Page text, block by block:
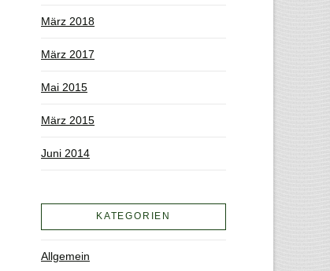
März 2018
März 2017
Mai 2015
März 2015
Juni 2014
KATEGORIEN
Allgemein